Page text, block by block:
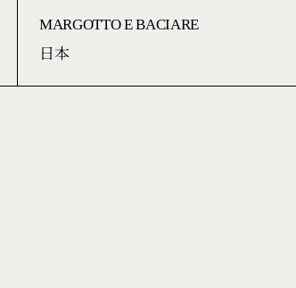
MARGOTTO E BACIARE
日本